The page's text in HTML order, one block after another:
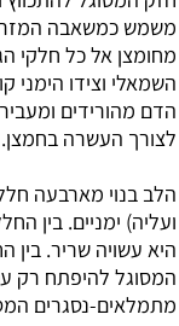
משמש כמשאבה
מחומצן אל כל חלקי
השמאלי וצידו הימני
הדם מהורידים
לצורך העשרה בחמצן.
הלב בנוי מארבעה
ועליה) ימניים. בין
היא עשויה שריר.
המסוגל להיפתח רק
מתמלאים-נסגרים